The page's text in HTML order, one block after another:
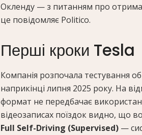
Окленду — з питанням про
це повідомляє Politico.
Перші кроки Tesla
Компанія розпочала тестування
наприкінці липня 2025 року. На
формат не передбачає
відеозаписах поїздок видно, що
Full Self-Driving (Supervised) —